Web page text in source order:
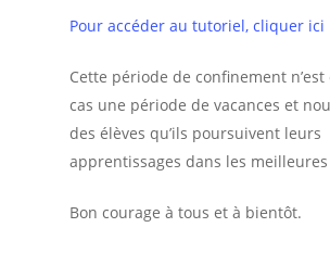
Pour accéder au tutoriel, cliquer ici
Cette période de confinement
cas une période de vacances et
des élèves qu’ils poursuivent leurs
apprentissages dans les
Bon courage à tous et à bientôt.